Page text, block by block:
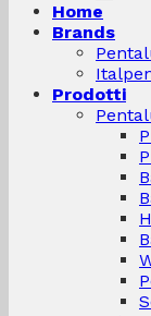
Home
Brands
Prodotti